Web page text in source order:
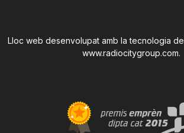
Lloc web desenvolupat amb la tecnologia de
www.radiocitygroup.com.